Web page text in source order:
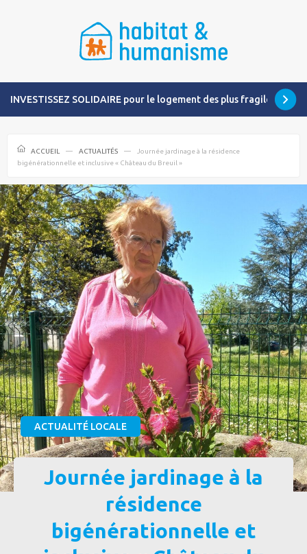
INVESTISSEZ SOLIDAIRE pour le logement des plus fragiles
ACCUEIL ACTUALITÉS
Journée jardinage à la résidence
bigénérationnelle et inclusive « Château du Breuil »
ACTUALITÉ LOCALE
Journée jardinage à la
résidence
bigénérationnelle et